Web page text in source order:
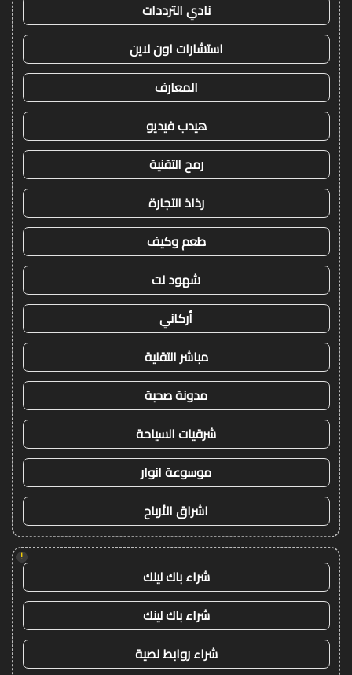
نادي الترددات
استشارات اون لاين
المعارف
هيدب فيديو
رمح التقنية
رذاذ التجارة
طعم وكيف
شهود نت
أركاني
مباشر التقنية
مدونة صحبة
شرقيات السياحة
موسوعة انوار
اشراق الأرباح
!
شراء باك لينك
شراء باك لينك
شراء روابط نصية